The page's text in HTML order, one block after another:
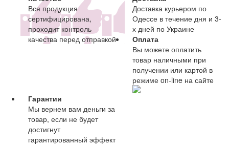
Вся продукция
сертифицирована,
проходит контроль
качества перед отправкой
Доставка курьером по
Одессе в течение дня и 3-
х дней по Украине
Оплата
Вы можете оплатить
товар наличными при
получении или картой в
режиме on-line на сайте
Гарантии
Мы вернем вам деньги за
товар, если не будет
достигнут
гарантированный эффект